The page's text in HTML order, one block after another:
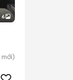
6
mới)